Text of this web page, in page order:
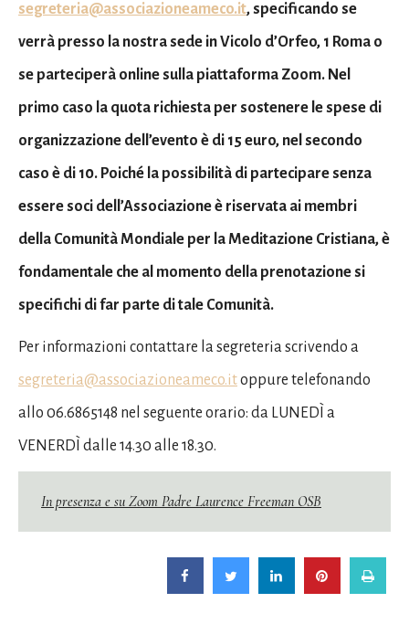
segreteria@associazioneameco.it, specificando se
verrà presso la nostra sede in Vicolo d’Orfeo, 1 Roma o
se parteciperà online sulla piattaforma Zoom. Nel
primo caso la quota richiesta per sostenere le spese di
organizzazione dell’evento è di 15 euro, nel secondo
caso è di 10. Poiché la possibilità di partecipare senza
essere soci dell’Associazione è riservata ai membri
della Comunità Mondiale per la Meditazione Cristiana, è
fondamentale che al momento della prenotazione si
specifichi di far parte di tale Comunità.
Per informazioni contattare la segreteria scrivendo a
segreteria@associazioneameco.itoppure telefonando
allo 06.6865148 nel seguente orario: da LUNEDÌ a
VENERDÌ dalle 14.30 alle 18.30.
In presenza e su Zoom Padre Laurence Freeman OSB